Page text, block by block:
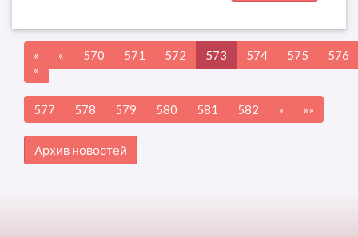
«
«
« 570 571 572 573 574 575 576
577 578 579 580 581 582 » »»
Архив новостей